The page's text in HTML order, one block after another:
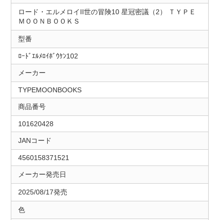
ロード・エルメロイII世の冒険10 星冠密議（2） ＴＹＰＥ
ＭＯＯＮＢＯＯＫＳ
型番
ﾛｰﾄﾞｴﾙﾒﾛｲﾎﾞｳｹﾝ102
メーカー
TYPEMOONBOOKS
商品番号
101620428
JANコード
4560158371521
メーカー発売日
2025/08/17発売
色